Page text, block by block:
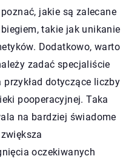
jakie są zalecane
takie jak unikanie
Dodatkowo, warto
zadać specjaliście
dotyczące liczby
pooperacyjnej. Taka
na bardziej świadome
oczekiwanych